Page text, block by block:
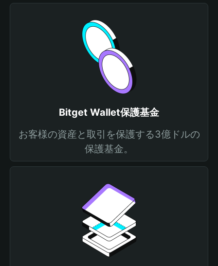
Bitget Wallet保護基金
お客様の資産と取引を保護する3億ドルの
保護基金。